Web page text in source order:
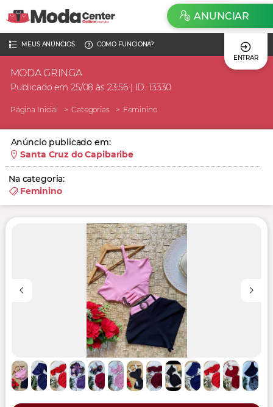
MEUS ANÚNCIOS
COMO FUNCIONA?
ENTRAR
ANUNCIAR
MODA GRINGA
Publicado em 25/08 às 23:56 | ID. 13330
Página Inicial Categorias Feminino
Anúncio publicado em:
Santa Cruz do Capibaribe
Na categoria:
Feminino